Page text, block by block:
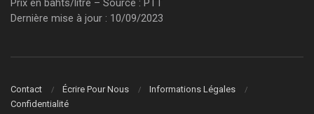
Prix en bahts/litre – Source : PTT
Dernière mise à jour : 10/09/2023
Contact Écrire Pour Nous
Informations Légales
Confidentialité